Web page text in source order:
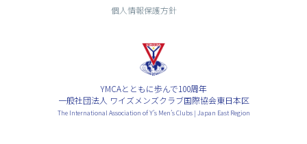
個人情報保護方針
YMCAとともに歩んで100周年
一般社団法人 ワイズメンズクラブ国際協会東日本区
The International Association of Y’s Men’s Clubs | Japan East Region